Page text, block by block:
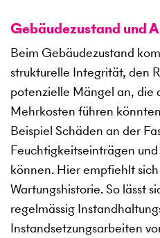
Gebäudezustand und
Beim Gebäudezustand
strukturelle Integrität, den
potenzielle Mängel an, die
Mehrkosten führen
Beispiel Schäden an der
Feuchtigkeitseinträgen
können. Hier empfiehlt
Wartungshistorie. So lässt
regelmässig
Instandsetzungsarbeiten